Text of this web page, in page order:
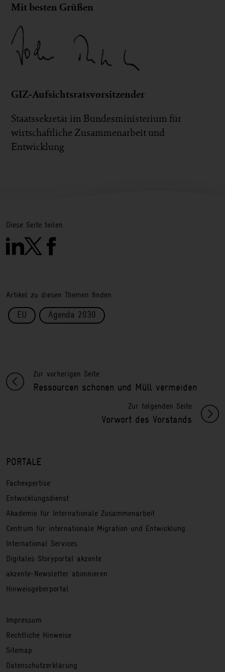
Mit besten Grüßen
GIZ-Aufsichtsratsvorsitzender
Staatssekretär im Bundesministerium für
wirtschaftliche Zusammenarbeit und
Entwicklung
Diese Seite teilen
Artikel zu diesen Themen finden:
EU Agenda 2030
Zur vorherigen Seite
Ressourcen schonen und Müll vermeiden
Zur folgenden Seite
Vorwort des Vorstands
PORTALE
Fachexpertise
Entwicklungsdienst
Akademie für Internationale Zusammenarbeit
Centrum für internationale Migration und Entwicklung
International Services
Digitales Storyportal akzente
akzente-Newsletter abonnieren
Hinweisgeberportal
Service
Impressum
Rechtliche Hinweise
Sitemap
Datenschutzerklärung